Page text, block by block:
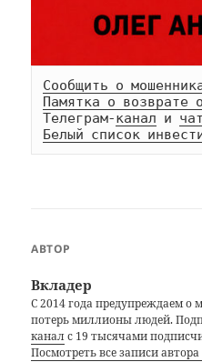
Сообщить о
Памятка о возврате
Телеграм-канал и чат
Белый список
АВТОР
Вкладер
С 2014 года предупреждаем о
потерь миллионы людей.
каналс 19 тысячами
Посмотреть все записи